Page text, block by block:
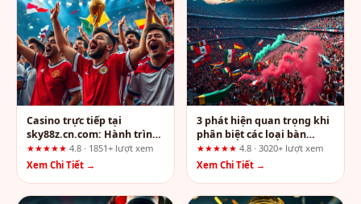
Casino trực tiếp tại
sky88z.cn.com: Hành trình
tương tác từ điểm chạm
đầu tiên
★★★★★ 4.8 · 1851+ lượt xem
Xem Chi Tiết →
3 phát hiện quan trọng khi
phân biệt các loại bàn
casino tại sin88z.cn.com
★★★★★ 4.8 · 3020+ lượt xem
Xem Chi Tiết →